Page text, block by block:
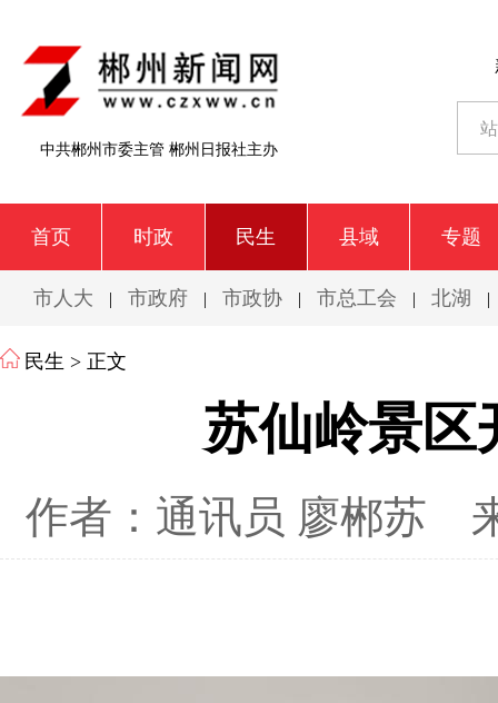
中共郴州市委主管 郴州日报社主办
首页 时政 民生 县域 专题
市人大 | 市政府 | 市政协 | 市总工会 | 北湖 |
民生 > 正文
苏仙岭景区
作者：通讯员 廖郴苏